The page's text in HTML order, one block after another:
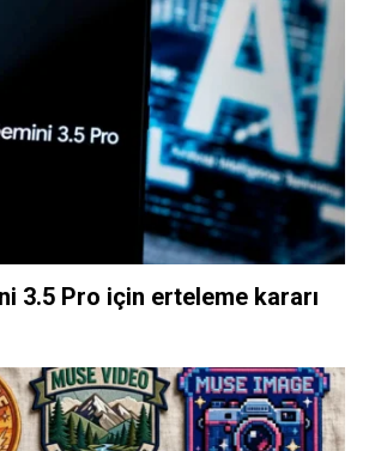
3.5 Pro için erteleme kararı